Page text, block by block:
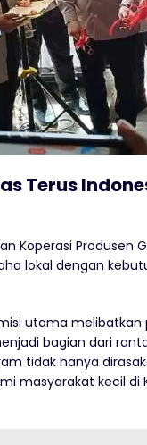
Terus
Koperasi Produsen
lokal dengan
utama
bagian dari
tidak hanya
masyarakat kecil di